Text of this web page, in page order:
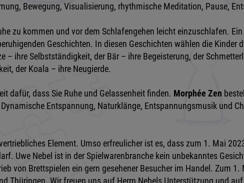
Bewegung, Visualisierung, rhythmische Meditation, Pause,
zu kommen und vor dem Schlafengehen leicht einzuschlafen.
Geschichten. In diesen Geschichten wählen die Kinder
ihre Selbstständigkeit, der Bär – ihre Begeisterung, der
der Koala – ihre Neugierde.
dafür, dass Sie Ruhe und Gelassenheit finden. Morphée Zen
Entspannung, Naturklänge, Entspannungsmusik und
Element. Umso erfreulicher ist es, dass zum 1. Mai
Uwe Nebel ist in der Spielwarenbranche kein unbekanntes
von Brettspielen ein gern gesehener Besucher im Handel. Zum
Thüringen. Wir freuen uns auf Herrn Nebels Unterstützung und